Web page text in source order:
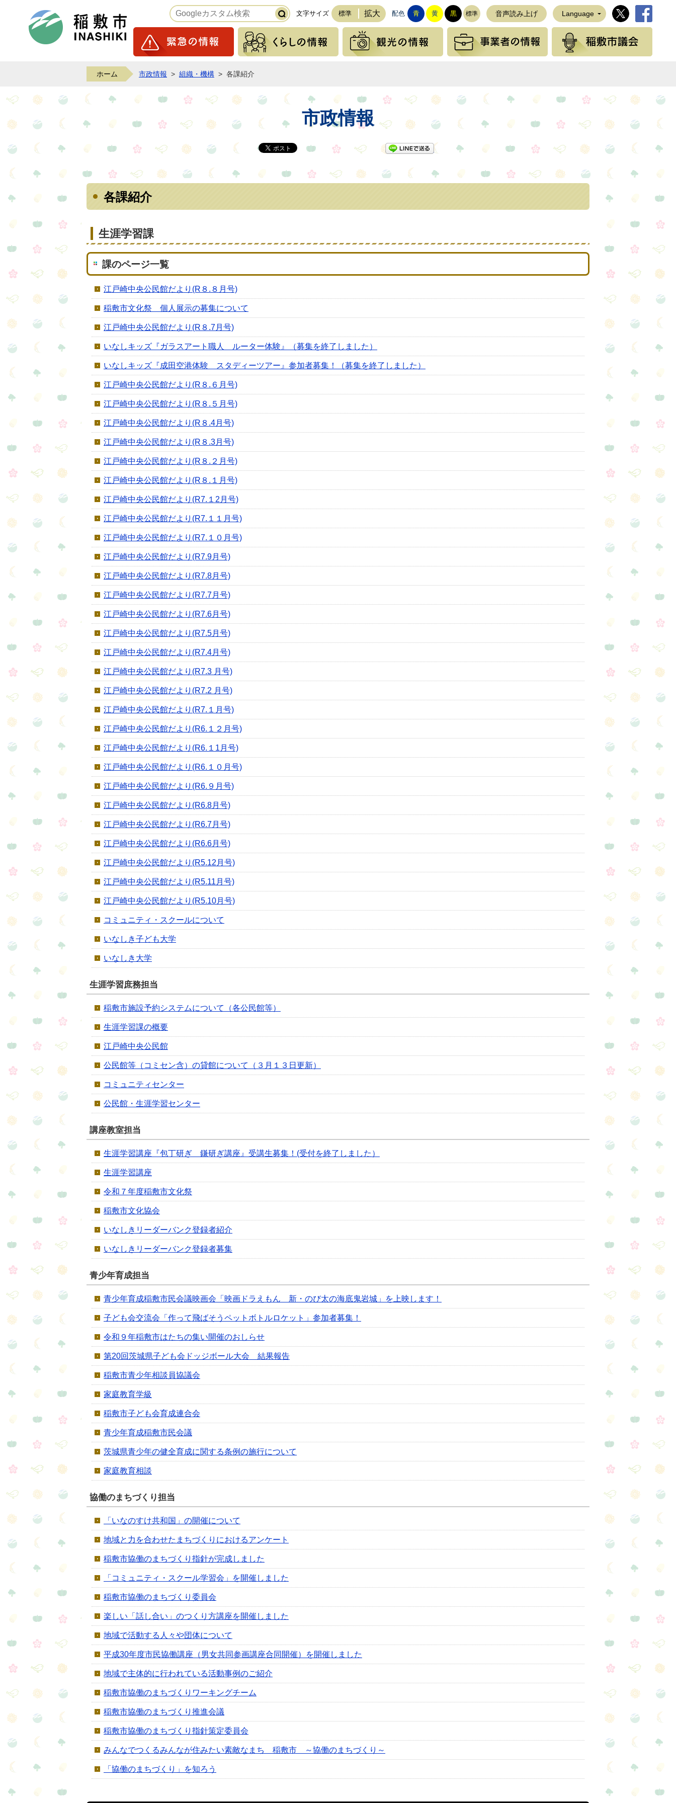
稲敷市ホームページ 文字サイズ 標準 拡大 配色 青 黄 黒 標準 音声読み上げ Language 稲敷市公式
緊急の情報 くらしの情報 観光の情報 事業者の情報
ホーム 市政情報 > 組織・機構 > 各課紹介
市政情報
LINEで送る
各課紹介
生涯学習課
課のページ一覧
江戸崎中央公民館だより(R８.８月号)
稲敷市文化祭 個人展示の募集について
江戸崎中央公民館だより(R８.7月号)
いなしキッズ『ガラスアート職人 ルーター体験』（募集を終了しました）
いなしキッズ『成田空港体験 スタディーツアー』参加者募集！（募集を終了しました）
江戸崎中央公民館だより(R８.６月号)
江戸崎中央公民館だより(R８.５月号)
江戸崎中央公民館だより(R８.4月号)
江戸崎中央公民館だより(R８.3月号)
江戸崎中央公民館だより(R８.２月号)
江戸崎中央公民館だより(R８.１月号)
江戸崎中央公民館だより(R7.１2月号)
江戸崎中央公民館だより(R7.１１月号)
江戸崎中央公民館だより(R7.１０月号)
江戸崎中央公民館だより(R7.9月号)
江戸崎中央公民館だより(R7.8月号)
江戸崎中央公民館だより(R7.7月号)
江戸崎中央公民館だより(R7.6月号)
江戸崎中央公民館だより(R7.5月号)
江戸崎中央公民館だより(R7.4月号)
江戸崎中央公民館だより(R7.3 月号)
江戸崎中央公民館だより(R7.2 月号)
江戸崎中央公民館だより(R7.１月号)
江戸崎中央公民館だより(R6.１２月号)
江戸崎中央公民館だより(R6.１1月号)
江戸崎中央公民館だより(R6.１０月号)
江戸崎中央公民館だより(R6.９月号)
江戸崎中央公民館だより(R6.8月号)
江戸崎中央公民館だより(R6.7月号)
江戸崎中央公民館だより(R6.6月号)
江戸崎中央公民館だより(R5.12月号)
江戸崎中央公民館だより(R5.11月号)
江戸崎中央公民館だより(R5.10月号)
コミュニティ・スクールについて
いなしき子ども大学
いなしき大学
生涯学習庶務担当
稲敷市施設予約システムについて（各公民館等）
生涯学習課の概要
江戸崎中央公民館
公民館等（コミセン含）の貸館について（３月１３日更新）
コミュニティセンター
公民館・生涯学習センター
講座教室担当
生涯学習講座『包丁研ぎ 鎌研ぎ講座』受講生募集！(受付を終了しました）
生涯学習講座
令和７年度稲敷市文化祭
稲敷市文化協会
いなしきリーダーバンク登録者紹介
いなしきリーダーバンク登録者募集
青少年育成担当
青少年育成稲敷市民会議映画会「映画ドラえもん 新・のび太の海底鬼岩城」を上映します！
子ども会交流会「作って飛ばそうペットボトルロケット」参加者募集！
令和９年稲敷市はたちの集い開催のおしらせ
第20回茨城県子ども会ドッジボール大会 結果報告
稲敷市青少年相談員協議会
家庭教育学級
稲敷市子ども会育成連合会
青少年育成稲敷市民会議
茨城県青少年の健全育成に関する条例の施行について
家庭教育相談
協働のまちづくり担当
「いなのすけ共和国」の開催について
地域と力を合わせたまちづくりにおけるアンケート
稲敷市協働のまちづくり指針が完成しました
「コミュニティ・スクール学習会」を開催しました
稲敷市協働のまちづくり委員会
楽しい「話し合い」のつくり方講座を開催しました
地域で活動する人々や団体について
平成30年度市民協働講座（男女共同参画講座合同開催）を開催しました
地域で主体的に行われている活動事例のご紹介
稲敷市協働のまちづくりワーキングチーム
稲敷市協働のまちづくり推進会議
稲敷市協働のまちづくり指針策定委員会
みんなでつくるみんなが住みたい素敵なまち 稲敷市 ～協働のまちづくり～
「協働のまちづくり」を知ろう